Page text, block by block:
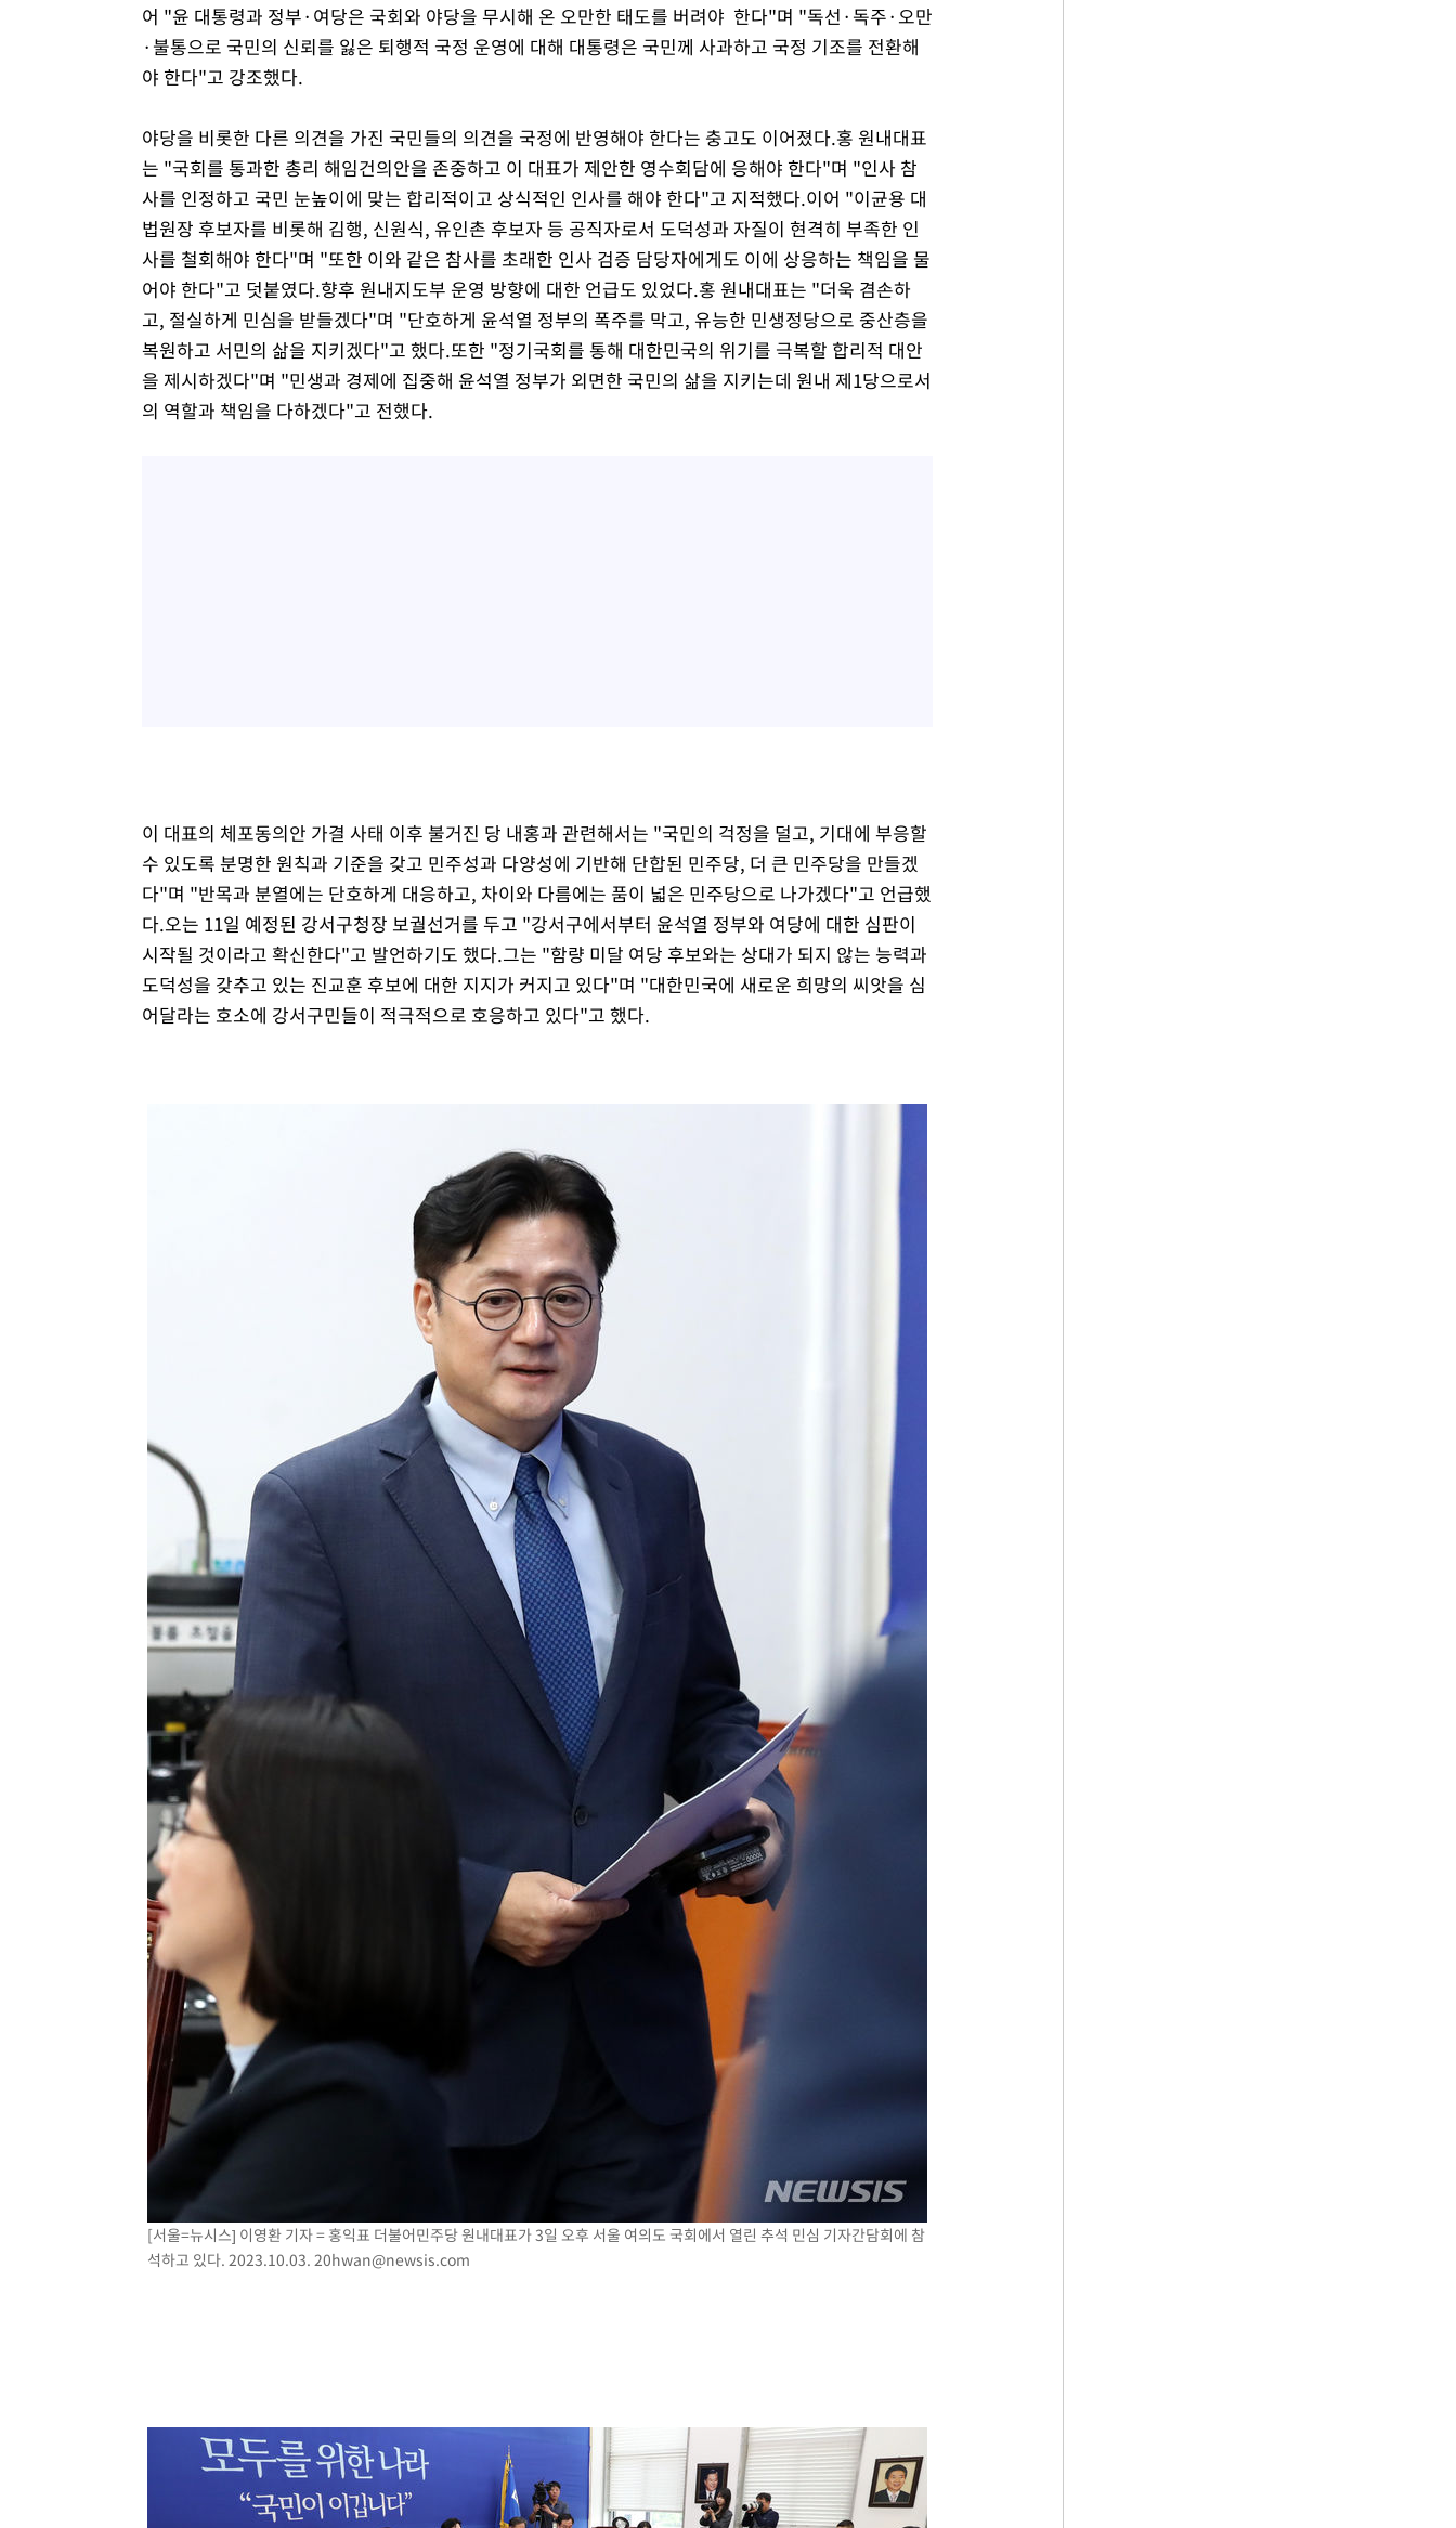
어 "윤 대통령과 정부·여당은 국회와 야당을 무시해 온 오만한 태도를 버려야 한다"며 "독선·독주·오만
·불통으로 국민의 신뢰를 잃은 퇴행적 국정 운영에 대해 대통령은 국민께 사과하고 국정 기조를 전환해
야 한다"고 강조했다.
야당을 비롯한 다른 의견을 가진 국민들의 의견을 국정에 반영해야 한다는 충고도 이어졌다.홍 원내대표
는 "국회를 통과한 총리 해임건의안을 존중하고 이 대표가 제안한 영수회담에 응해야 한다"며 "인사 참
사를 인정하고 국민 눈높이에 맞는 합리적이고 상식적인 인사를 해야 한다"고 지적했다.이어 "이균용 대
법원장 후보자를 비롯해 김행, 신원식, 유인촌 후보자 등 공직자로서 도덕성과 자질이 현격히 부족한 인
사를 철회해야 한다"며 "또한 이와 같은 참사를 초래한 인사 검증 담당자에게도 이에 상응하는 책임을 물
어야 한다"고 덧붙였다.향후 원내지도부 운영 방향에 대한 언급도 있었다.홍 원내대표는 "더욱 겸손하
고, 절실하게 민심을 받들겠다"며 "단호하게 윤석열 정부의 폭주를 막고, 유능한 민생정당으로 중산층을
복원하고 서민의 삶을 지키겠다"고 했다.또한 "정기국회를 통해 대한민국의 위기를 극복할 합리적 대안
을 제시하겠다"며 "민생과 경제에 집중해 윤석열 정부가 외면한 국민의 삶을 지키는데 원내 제1당으로서
의 역할과 책임을 다하겠다"고 전했다.
이 대표의 체포동의안 가결 사태 이후 불거진 당 내홍과 관련해서는 "국민의 걱정을 덜고, 기대에 부응할
수 있도록 분명한 원칙과 기준을 갖고 민주성과 다양성에 기반해 단합된 민주당, 더 큰 민주당을 만들겠
다"며 "반목과 분열에는 단호하게 대응하고, 차이와 다름에는 품이 넓은 민주당으로 나가겠다"고 언급했
다.오는 11일 예정된 강서구청장 보궐선거를 두고 "강서구에서부터 윤석열 정부와 여당에 대한 심판이
시작될 것이라고 확신한다"고 발언하기도 했다.그는 "함량 미달 여당 후보와는 상대가 되지 않는 능력과
도덕성을 갖추고 있는 진교훈 후보에 대한 지지가 커지고 있다"며 "대한민국에 새로운 희망의 씨앗을 심
어달라는 호소에 강서구민들이 적극적으로 호응하고 있다"고 했다.
[서울=뉴시스] 이영환 기자 = 홍익표 더불어민주당 원내대표가 3일 오후 서울 여의도 국회에서 열린 추석 민심 기자간담회에 참
석하고 있다. 2023.10.03. 20hwan@newsis.com